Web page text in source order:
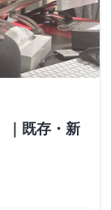
｜既存・新